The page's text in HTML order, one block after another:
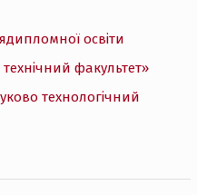
освіти
факультет»
технологічний